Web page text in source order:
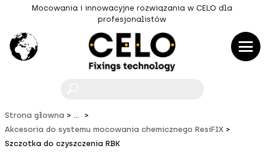
Mocowania i innowacyjne rozwiązania w CELO dla
profesjonalistów
Strona głowna
...
Akcesoria do systemu mocowania chemicznego ResiFIX
Szczotka do czyszczenia RBK